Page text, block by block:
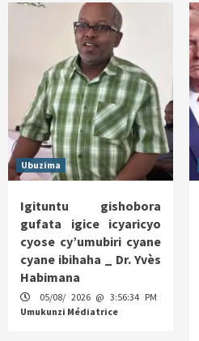
Ubuzima
Igituntu gishobora
gufata igice icyaricyo
cyose cy’umubiri cyane
cyane ibihaha _ Dr. Yvès
Habimana
05/08/ 2026 @ 3:56:34 PM
Umukunzi Médiatrice